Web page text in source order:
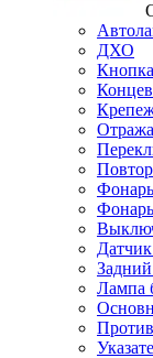
ДХО
Фонарь
Лампа